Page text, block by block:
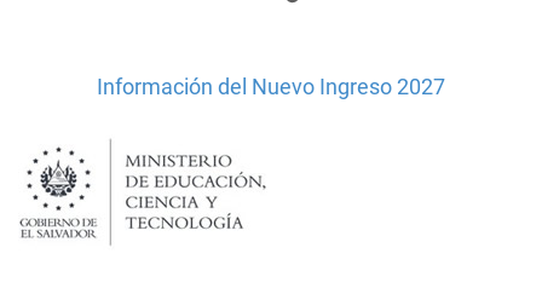
Información del Nuevo Ingreso 2027